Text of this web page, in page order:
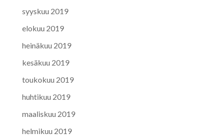
syyskuu 2019
elokuu 2019
heinäkuu 2019
kesäkuu 2019
toukokuu 2019
huhtikuu 2019
maaliskuu 2019
helmikuu 2019